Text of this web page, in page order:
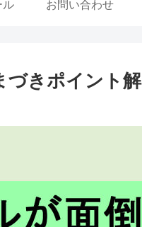
ル お問い合わせ
づきポイント解